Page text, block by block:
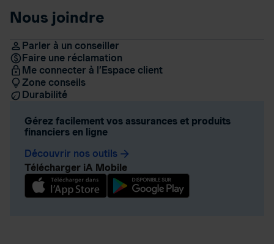
Nous joindre
Parler à un conseiller
Faire une réclamation
Me connecter à l’Espace client
Zone conseils
Durabilité
Gérez facilement vos assurances et produits
financiers en ligne
Découvrir nos outils arrow_forward
Télécharger iA Mobile